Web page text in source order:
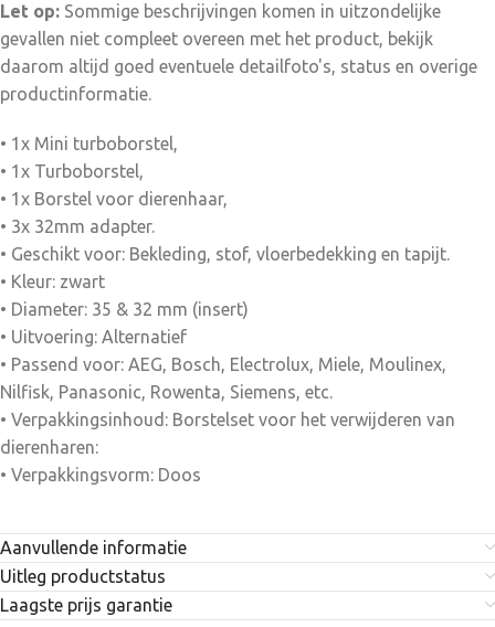
Let op: Sommige beschrijvingen komen in uitzondelijke
gevallen niet compleet overeen met het product, bekijk
daarom altijd goed eventuele detailfoto's, status en overige
productinformatie.
• 1x Mini turboborstel,
• 1x Turboborstel,
• 1x Borstel voor dierenhaar,
• 3x 32mm adapter.
• Geschikt voor: Bekleding, stof, vloerbedekking en tapijt.
• Kleur: zwart
• Diameter: 35 & 32 mm (insert)
• Uitvoering: Alternatief
• Passend voor: AEG, Bosch, Electrolux, Miele, Moulinex,
Nilfisk, Panasonic, Rowenta, Siemens, etc.
• Verpakkingsinhoud: Borstelset voor het verwijderen van
dierenharen:
• Verpakkingsvorm: Doos
Aanvullende informatie
Uitleg productstatus
Laagste prijs garantie